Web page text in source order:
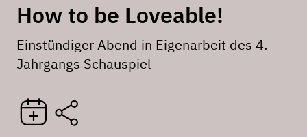
How to be Loveable!
Einstündiger Abend in Eigenarbeit des 4.
Jahrgangs Schauspiel